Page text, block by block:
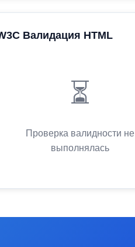
Валидация HTML
⏳
Проверка валидности не
выполнялась